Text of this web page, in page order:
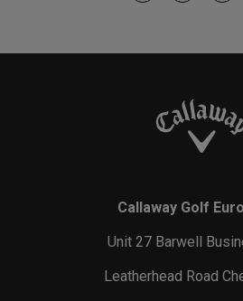
Callaway Golf
Unit 27 Barwell
Leatherhead Road